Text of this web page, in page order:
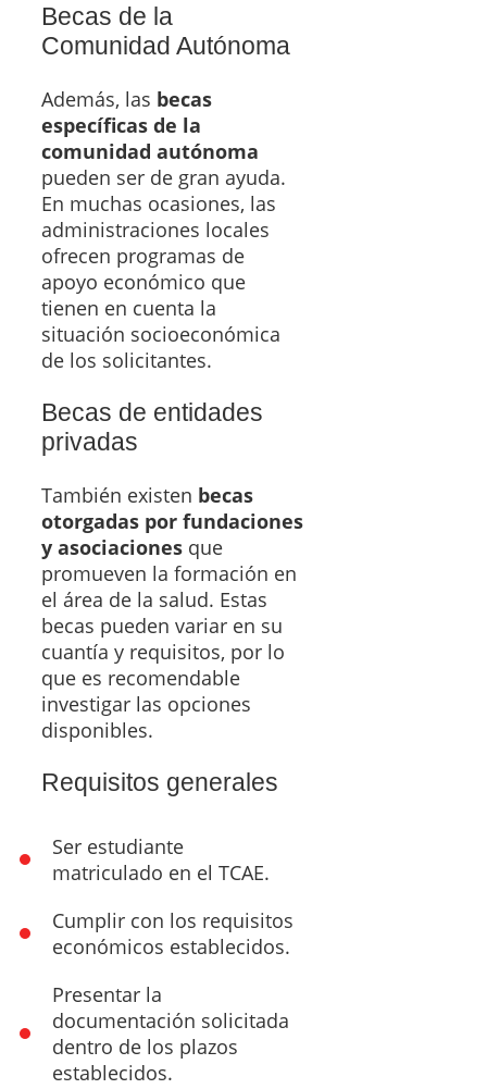
Becas de la
Comunidad Autónoma
Además, las becas
específicas de la
comunidad autónoma
pueden ser de gran ayuda.
En muchas ocasiones, las
administraciones locales
ofrecen programas de
apoyo económico que
tienen en cuenta la
situación socioeconómica
de los solicitantes.
Becas de entidades
privadas
También existen becas
otorgadas por fundaciones
y asociaciones que
promueven la formación en
el área de la salud. Estas
becas pueden variar en su
cuantía y requisitos, por lo
que es recomendable
investigar las opciones
disponibles.
Requisitos generales
Ser estudiante
matriculado en el TCAE.
Cumplir con los requisitos
económicos establecidos.
Presentar la
documentación solicitada
dentro de los plazos
establecidos.